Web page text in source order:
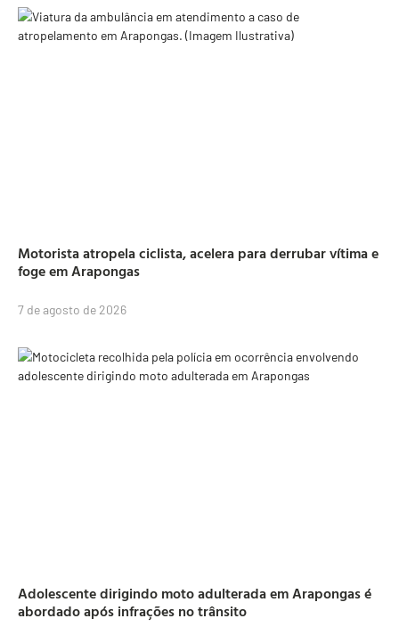
Motorista atropela ciclista, acelera para derrubar vítima e
foge em Arapongas
7 de agosto de 2026
Adolescente dirigindo moto adulterada em Arapongas é
abordado após infrações no trânsito